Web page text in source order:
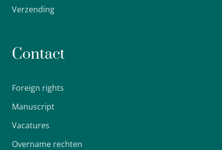
Verzending
Contact
Foreign rights
Manuscript
Vacatures
Overname rechten